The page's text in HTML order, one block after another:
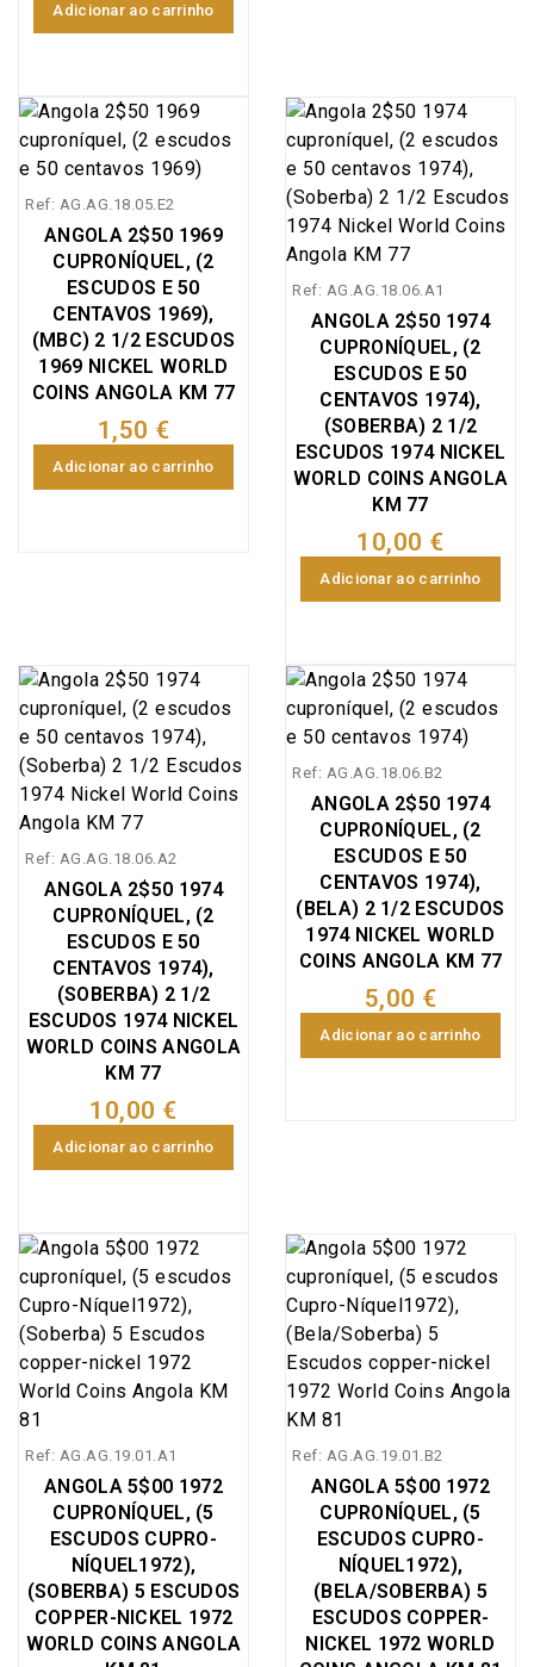
Adicionar ao carrinho
Ref: AG.AG.18.05.E2
ANGOLA 2$50 1969
CUPRONÍQUEL, (2
ESCUDOS E 50
CENTAVOS 1969),
(MBC) 2 1/2 ESCUDOS
1969 NICKEL WORLD
COINS ANGOLA KM 77
1,50 €
Adicionar ao carrinho
Ref: AG.AG.18.06.A1
ANGOLA 2$50 1974
CUPRONÍQUEL, (2
ESCUDOS E 50
CENTAVOS 1974),
(SOBERBA) 2 1/2
ESCUDOS 1974 NICKEL
WORLD COINS ANGOLA
KM 77
10,00 €
Adicionar ao carrinho
Ref: AG.AG.18.06.A2
ANGOLA 2$50 1974
CUPRONÍQUEL, (2
ESCUDOS E 50
CENTAVOS 1974),
(SOBERBA) 2 1/2
ESCUDOS 1974 NICKEL
WORLD COINS ANGOLA
KM 77
10,00 €
Adicionar ao carrinho
Ref: AG.AG.18.06.B2
ANGOLA 2$50 1974
CUPRONÍQUEL, (2
ESCUDOS E 50
CENTAVOS 1974),
(BELA) 2 1/2 ESCUDOS
1974 NICKEL WORLD
COINS ANGOLA KM 77
5,00 €
Adicionar ao carrinho
Ref: AG.AG.19.01.A1
ANGOLA 5$00 1972
CUPRONÍQUEL, (5
ESCUDOS CUPRO-
NÍQUEL1972),
(SOBERBA) 5 ESCUDOS
COPPER-NICKEL 1972
WORLD COINS ANGOLA
Ref: AG.AG.19.01.B2
ANGOLA 5$00 1972
CUPRONÍQUEL, (5
ESCUDOS CUPRO-
NÍQUEL1972),
(BELA/SOBERBA) 5
ESCUDOS COPPER-
NICKEL 1972 WORLD